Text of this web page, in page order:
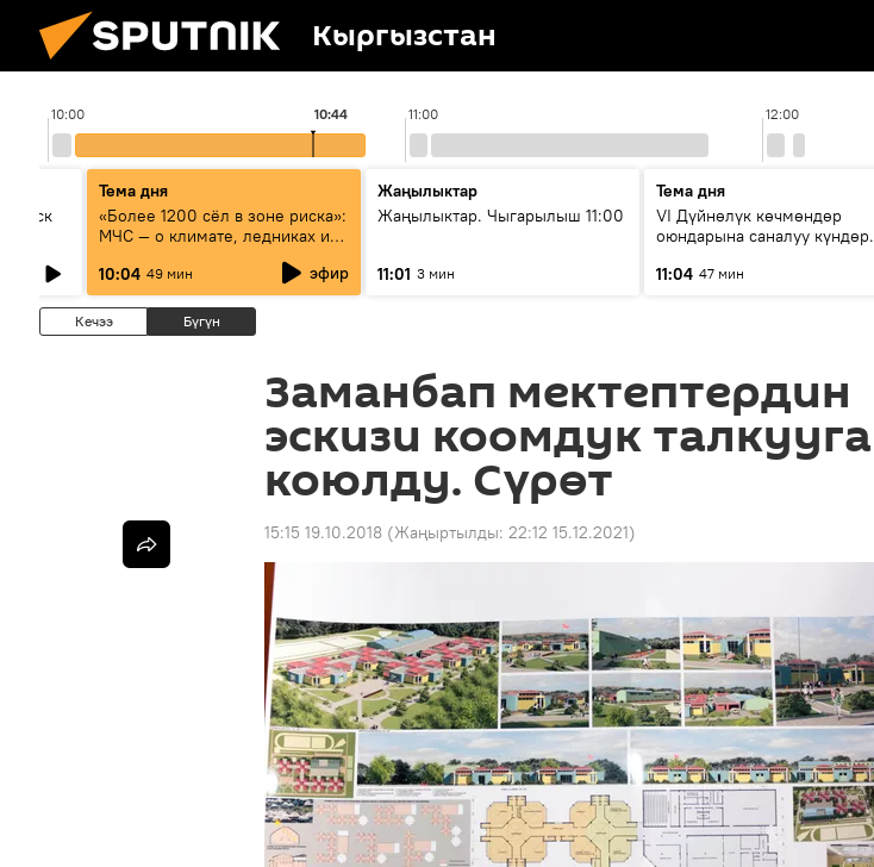
Кыргызстан
10:00 11:00 12:00
10:44
Тема дня
«Более 1200 сёл в зоне риска»:
МЧС — о климате, ледниках и
населения
10:04 49 мин эфир
Жаңылыктар
Жаңылыктар. Чыгарылыш 11:00
11:01 3 мин
Тема дня
VI Дүйнөлүк көчмөндөр
оюндарына саналуу күндөр
этапка жетти?
11:04 47 мин
Кечээ Бүгүн
Заманбап мектептердин
эскизи коомдук талкууга
коюлду. Сүрөт
15:15 19.10.2018 (Жаңыртылды: 22:12 15.12.2021)